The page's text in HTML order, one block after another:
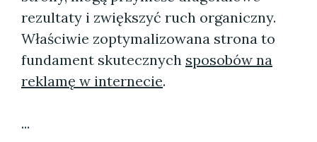
rezultaty i zwiększyć ruch organiczny.
Właściwie zoptymalizowana strona to
fundament skutecznych sposobów na
reklamę w internecie.
...